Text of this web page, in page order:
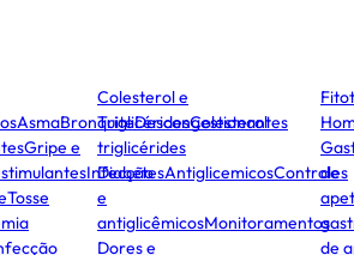
AsmaBronquiteDescongestionantes
Gripe e
Infecção
Tosse
Colesterol e
TriglicéridesColesterol
triglicérides
DiabetesAntiglicemicosControles
e
antiglicêmicosMonitoramentos
Dores e
de
de